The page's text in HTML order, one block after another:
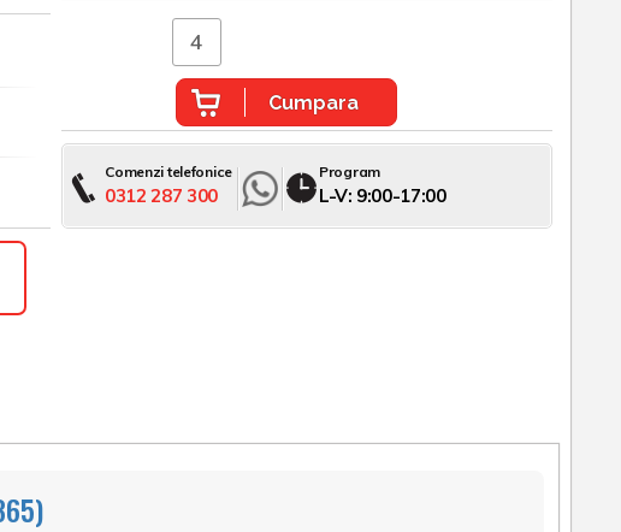
Cumpara
Comenzi telefonice
0312 287 300
Program
L-V: 9:00-17:00